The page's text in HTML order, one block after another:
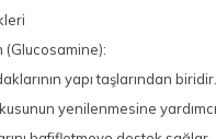
(Glucosamine):
yapı taşlarından biridir.
yenilenmesine